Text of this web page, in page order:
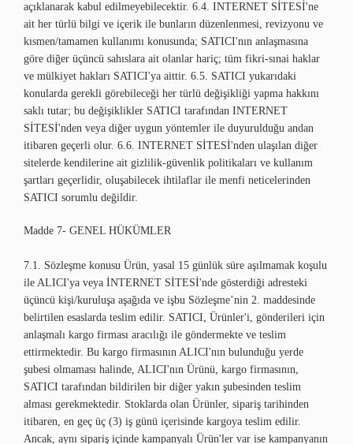
açıklanarak kabul edilmeyebilecektir. 6.4. INTERNET SİTESİ'ne
ait her türlü bilgi ve içerik ile bunların düzenlenmesi, revizyonu ve
kısmen/tamamen kullanımı konusunda; SATICI'nın anlaşmasına
göre diğer üçüncü sahıslara ait olanlar hariç; tüm fikri-sınai haklar
ve mülkiyet hakları SATICI'ya aittir. 6.5. SATICI yukarıdaki
konularda gerekli görebileceği her türlü değişikliği yapma hakkını
saklı tutar; bu değişiklikler SATICI tarafından INTERNET
SİTESİ'nden veya diğer uygun yöntemler ile duyurulduğu andan
itibaren geçerli olur. 6.6. INTERNET SİTESİ'nden ulaşılan diğer
sitelerde kendilerine ait gizlilik-güvenlik politikaları ve kullanım
şartları geçerlidir, oluşabilecek ihtilaflar ile menfi neticelerinden
SATICI sorumlu değildir.
Madde 7- GENEL HÜKÜMLER
7.1. Sözleşme konusu Ürün, yasal 15 günlük süre aşılmamak koşulu
ile ALICI'ya veya İNTERNET SİTESİ'nde gösterdiği adresteki
üçüncü kişi/kuruluşa aşağıda ve işbu Sözleşme’nin 2. maddesinde
belirtilen esaslarda teslim edilir. SATICI, Ürünler'i, gönderileri için
anlaşmalı kargo firması aracılığı ile göndermekte ve teslim
ettirmektedir. Bu kargo firmasının ALICI'nın bulunduğu yerde
şubesi olmaması halinde, ALICI'nın Ürünü, kargo firmasının,
SATICI tarafından bildirilen bir diğer yakın şubesinden teslim
alması gerekmektedir. Stoklarda olan Ürünler, sipariş tarihinden
itibaren, en geç üç (3) iş günü içerisinde kargoya teslim edilir.
Ancak, aynı sipariş içinde kampanyalı Ürün'ler var ise kampanyanın